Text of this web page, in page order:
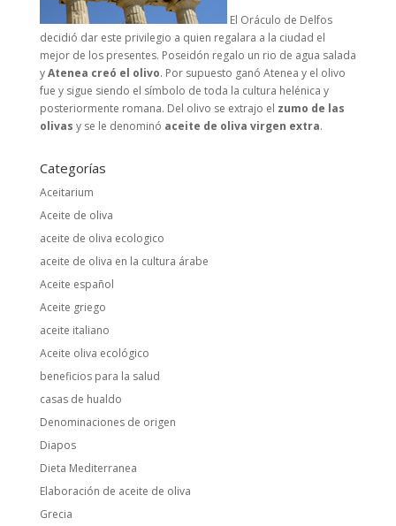
El Oráculo de Delfos
decidió dar este privilegio a quien regalara a la ciudad el
mejor de los presentes. Poseidón regalo un rio de agua salada
yAtenea creó el olivo. Por supuesto ganó Atenea y el olivo
fue y sigue siendo el símbolo de toda la cultura helénica y
posteriormente romana. Del olivo se extrajo el zumo de las
olivas y se le denominó aceite de oliva virgen extra.
Categorías
Aceitarium
Aceite de oliva
aceite de oliva ecologico
aceite de oliva en la cultura árabe
Aceite español
Aceite griego
aceite italiano
Aceite oliva ecológico
beneficios para la salud
casas de hualdo
Denominaciones de origen
Diapos
Dieta Mediterranea
Elaboración de aceite de oliva
Grecia